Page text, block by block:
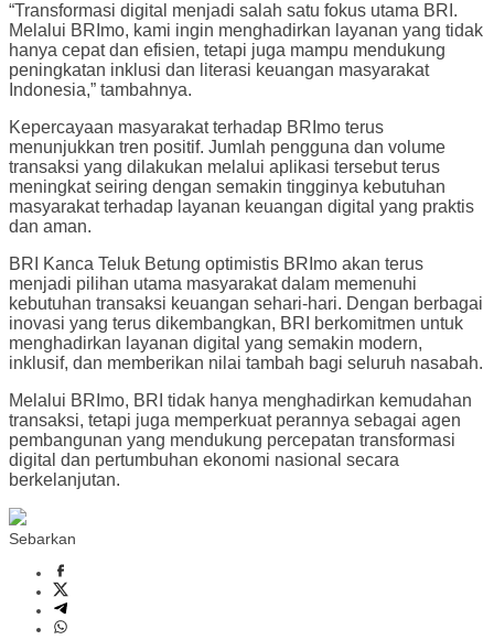
“Transformasi digital menjadi salah satu fokus utama BRI.
Melalui BRImo, kami ingin menghadirkan layanan yang tidak
hanya cepat dan efisien, tetapi juga mampu mendukung
peningkatan inklusi dan literasi keuangan masyarakat
Indonesia,” tambahnya.
Kepercayaan masyarakat terhadap BRImo terus
menunjukkan tren positif. Jumlah pengguna dan volume
transaksi yang dilakukan melalui aplikasi tersebut terus
meningkat seiring dengan semakin tingginya kebutuhan
masyarakat terhadap layanan keuangan digital yang praktis
dan aman.
BRI Kanca Teluk Betung optimistis BRImo akan terus
menjadi pilihan utama masyarakat dalam memenuhi
kebutuhan transaksi keuangan sehari-hari. Dengan berbagai
inovasi yang terus dikembangkan, BRI berkomitmen untuk
menghadirkan layanan digital yang semakin modern,
inklusif, dan memberikan nilai tambah bagi seluruh nasabah.
Melalui BRImo, BRI tidak hanya menghadirkan kemudahan
transaksi, tetapi juga memperkuat perannya sebagai agen
pembangunan yang mendukung percepatan transformasi
digital dan pertumbuhan ekonomi nasional secara
berkelanjutan.
Sebarkan